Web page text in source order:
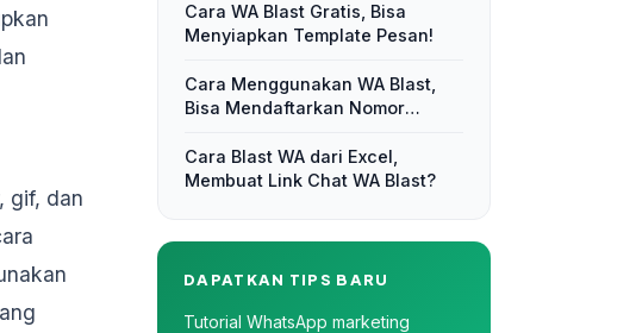
gif, dan
Cara WA Blast Gratis, Bisa
Menyiapkan Template Pesan!
Cara Menggunakan WA Blast,
Bisa Mendaftarkan Nomor
Cara Blast WA dari Excel,
Membuat Link Chat WA Blast?
DAPATKAN TIPS BARU
Tutorial WhatsApp marketing